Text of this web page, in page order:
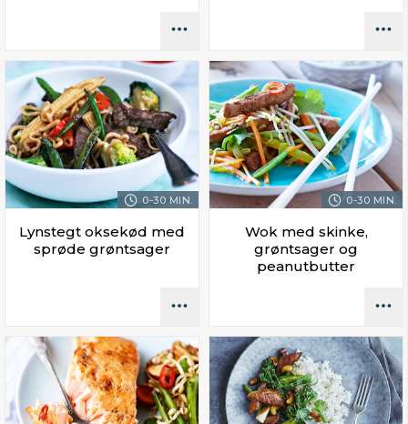
0-30 MIN.
Lynstegt oksekød med
sprøde grøntsager
0-30 MIN.
Wok med skinke,
grøntsager og
peanutbutter